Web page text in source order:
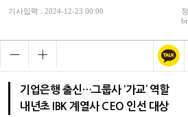
기사입력 : 2024-12-23 00:00
기업은행 출신…그룹사 ‘가교’ 역할
내년초 IBK 계열사 CEO 인선 대상